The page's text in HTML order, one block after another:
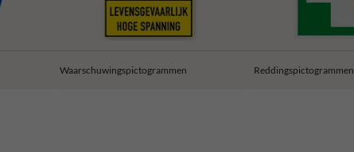
Waarschuwingspictogrammen Reddingspictogrammen